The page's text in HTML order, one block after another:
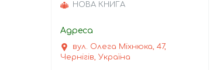
НОВА КНИГА
вул. Олега Міхнюка, 47,
Чернігів, Україна